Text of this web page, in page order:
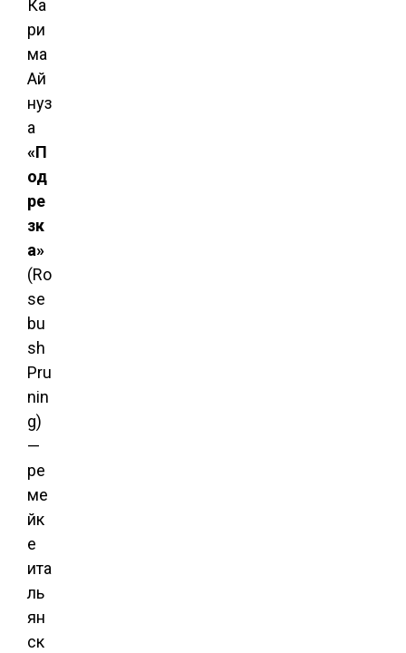
Ка
ри
ма
Ай
нуз
а
«П
од
ре
зк
а»
(Ro
se
bu
sh
Pru
nin
g)
—
ре
ме
йк
е
ита
ль
ян
ск